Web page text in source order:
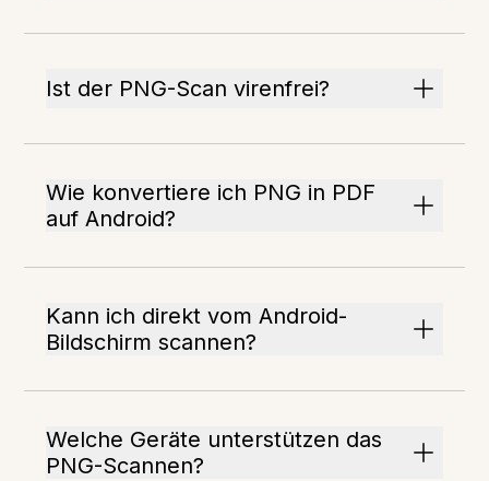
Ist der PNG-Scan virenfrei?
Wie konvertiere ich PNG in PDF
auf Android?
Kann ich direkt vom Android-
Bildschirm scannen?
Welche Geräte unterstützen das
PNG-Scannen?